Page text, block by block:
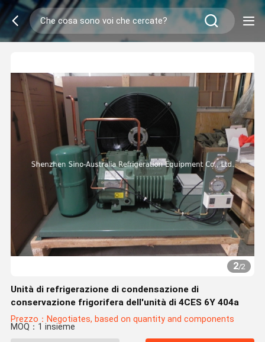
2/2
Unità di refrigerazione di condensazione di
conservazione frigorifera dell'unità di 4CES 6Y 404a
Prezzo：Negotiates, based on quantity and components
MOQ：1 insieme